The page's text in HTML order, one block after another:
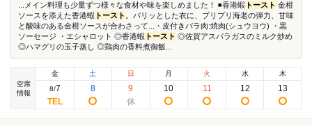
...メイン料理も少量ずつ様々な食材や味を楽しめました！ ◾香港蝦 トースト 金柑
ソースを添えた香港蝦 トースト
。パリッとした衣に、プリプリ海老の弾力、甘味
と酸味のある金柑ソースが合わさって...・皮付きバラ肉:焼肉(シュウヨウ) ・黒
ソーセージ ・エシャロット ◎香港蝦 トースト ◎佐賀アスパラガスのミルク炒め
◎ハマグリの玉子蒸し ◎鶏肉の香料煮御飯...
空席
情報
金
8/7
土
8
日
9
月
10
火
11
水
12
木
13